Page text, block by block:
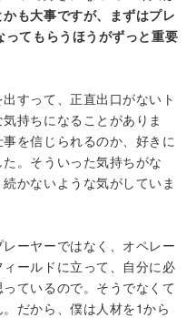
も大事ですが、まずはプレ
てもらうほうがずっと重要
すって、正直出口がないト
持ちになることがありま
を信じられるのか、好きに
。そういった気持ちがな
かないような気がしていま
ーヤーではなく、オペレー
ールドに立って、自分に必
ているので。そうでなくて
だから、僕は人材を1から